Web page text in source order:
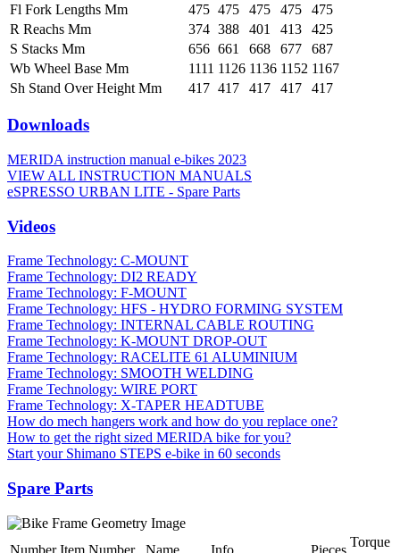
Fl Fork Lengths Mm
475 475 475 475
475
R Reachs Mm
374 388 401 413
425
S Stacks Mm
656 661 668 677
687
Wb Wheel Base Mm
1111 1126 1136 1152 1167
Sh Stand Over Height Mm
417 417 417 417 417
Downloads
MERIDA instruction manual e-bikes 2023
VIEW ALL INSTRUCTION MANUALS
eSPRESSO URBAN LITE - Spare Parts
Videos
Frame Technology: C-MOUNT
Frame Technology: DI2 READY
Frame Technology: F-MOUNT
Frame Technology: HFS - HYDRO FORMING SYSTEM
Frame Technology: INTERNAL CABLE ROUTING
Frame Technology: K-MOUNT DROP-OUT
Frame Technology: RACELITE 61 ALUMINIUM
Frame Technology: SMOOTH WELDING
Frame Technology: WIRE PORT
Frame Technology: X-TAPER HEADTUBE
How do mech hangers work and how do you replace one?
How to get the right sized MERIDA bike for you?
Start your Shimano STEPS e-bike in 60 seconds
Spare Parts
Number Item Number Name Info Pieces
Torque